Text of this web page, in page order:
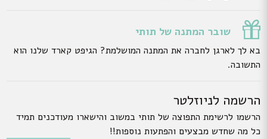
שובר המתנה של תותי
בא לך לארגן לחברה את המתנה המושלמת? הגיפט קארד שלנו הוא
התשובה.
הרשמה לניוזלטר
הרשמו לרשימת התפוצה של תותי במשוב והישארו מעודכנים תמיד
כל מה שחדש מבצעים והפתעות נוספות!!